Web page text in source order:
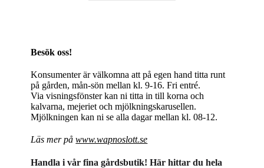
Besök oss!
Konsumenter är välkomna att på egen hand titta runt
på gården, mån-sön mellan kl. 9-16. Fri entré.
Via visningsfönster kan ni titta in till korna och
kalvarna, mejeriet och mjölkningskarusellen.
Mjölkningen kan ni se alla dagar mellan kl. 08-12.​
Läs mer påwww.wapnoslott.se
Handla i vår fina gårdsbutik! Här hittar du hela